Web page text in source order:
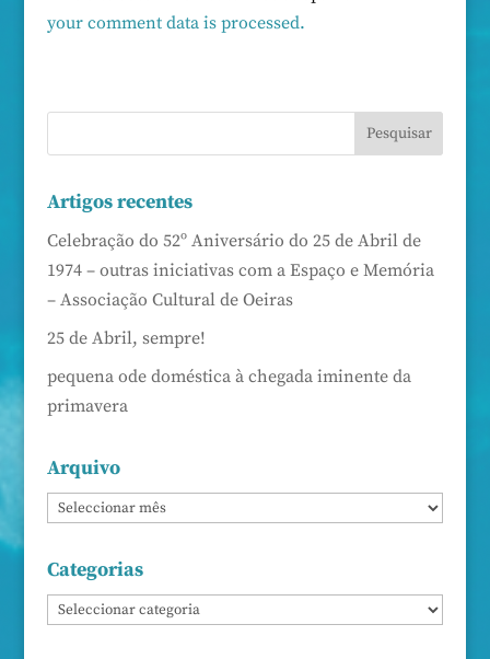
your comment data is processed.
Artigos recentes
Celebração do 52º Aniversário do 25 de Abril de
1974 – outras iniciativas com a Espaço e Memória
– Associação Cultural de Oeiras
25 de Abril, sempre!
pequena ode doméstica à chegada iminente da
primavera
Arquivo
Categorias